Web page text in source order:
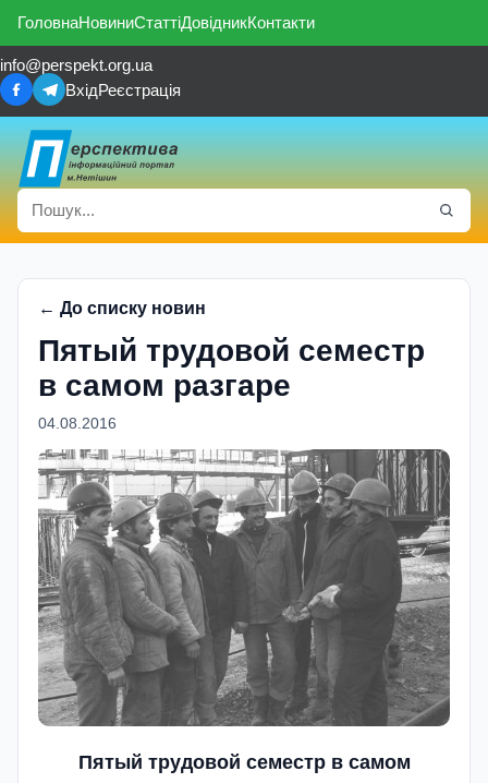
ГоловнаНовиниСтаттіДовідникКонтакти
info@perspekt.org.ua
ВхідРеєстрація
← До списку новин
Пятый трудовой семестр
в самом разгаре
04.08.2016
Пятый трудовой семестр в самом